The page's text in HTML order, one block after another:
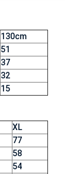
130cm
51
37
32
15
XL
77
58
54